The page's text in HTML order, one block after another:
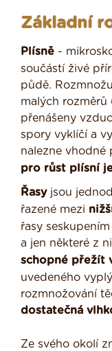
Základní
Plísně -
součástí živé
půdě.
malých rozměrů
přenášeny
spory vyklíčí a
nalezne vhodné
pro růst plísní
Řasyjsou
řazené mezi
řasy
a jen některé z
schopné přežít
uvedeného
rozmnožování
dostatečná
Ze svého okolí